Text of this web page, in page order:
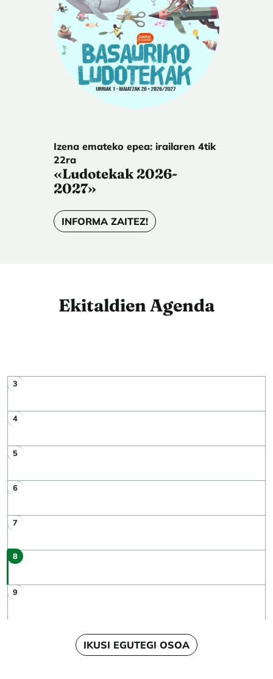
Izena emateko epea: irailaren 4tik
22ra
«Ludotekak 2026-
2027»
INFORMA ZAITEZ!
Ekitaldien Agenda
3
4
5
6
7
8
9
IKUSI EGUTEGI OSOA